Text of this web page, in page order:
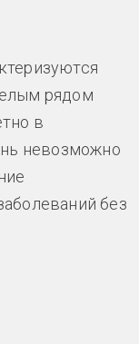
рядом
в
невозможно
без